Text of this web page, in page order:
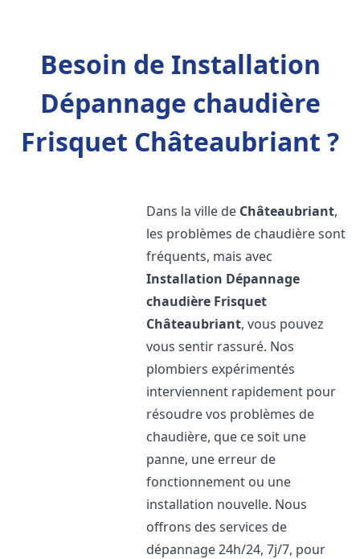
Besoin de Installation
Dépannage chaudière
Frisquet Châteaubriant ?
Dans la ville de Châteaubriant,
les problèmes de chaudière sont
fréquents, mais avec
Installation Dépannage
chaudière Frisquet
Châteaubriant, vous pouvez
vous sentir rassuré. Nos
plombiers expérimentés
interviennent rapidement pour
résoudre vos problèmes de
chaudière, que ce soit une
panne, une erreur de
fonctionnement ou une
installation nouvelle. Nous
offrons des services de
dépannage 24h/24, 7j/7, pour